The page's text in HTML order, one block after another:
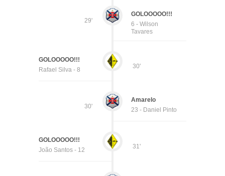
29'
GOLOOOOO!!!
6 - Wilson
Tavares
30'
GOLOOOOO!!!
Rafael Silva - 8
30'
Amarelo
23 - Daniel Pinto
31'
GOLOOOOO!!!
João Santos - 12